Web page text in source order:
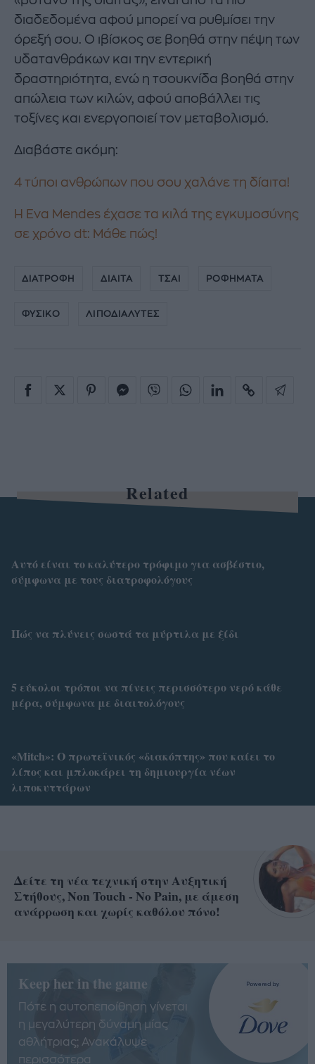
διαδεδομένα αφού μπορεί να ρυθμίσει την
όρεξή σου. Ο ιβίσκος σε βοηθά στην πέψη των
υδατανθράκων και την εντερική
δραστηριότητα, ενώ η τσουκνίδα βοηθά στην
απώλεια των κιλών, αφού αποβάλλει τις
τοξίνες και ενεργοποιεί τον μεταβολισμό.
Διαβάστε ακόμη:
4 τύποι ανθρώπων που σου χαλάνε τη δίαιτα!
Η Eva Mendes έχασε τα κιλά της εγκυμοσύνης
σε χρόνο dt: Μάθε πώς!
ΔΙΑΤΡΟΦΗ ΔΙΑΙΤΑ ΤΣΑΙ ΡΟΦΗΜΑΤΑ
ΦΥΣΙΚΟ ΛΙΠΟΔΙΑΛΥΤΕΣ
Related
Αυτό είναι το καλύτερο τρόφιμο για ασβέστιο,
σύμφωνα με τους διατροφολόγους
Πώς να πλύνεις σωστά τα μύρτιλα με ξίδι
5 εύκολοι τρόποι να πίνεις περισσότερο νερό κάθε
μέρα, σύμφωνα με διαιτολόγους
«Mitch»: Ο πρωτεϊνικός «διακόπτης» που καίει το
λίπος και μπλοκάρει τη δημιουργία νέων
λιποκυττάρων
Δείτε τη νέα τεχνική στην Αυξητική
Στήθους, Non Touch - No Pain, με άμεση
ανάρρωση και χωρίς καθόλου πόνο!
Keep her in the game
Πότε η αυτοπεποίθηση γίνεται
η μεγαλύτερη δύναμη μίας
αθλήτριας; Ανακάλυψε
περισσότερα